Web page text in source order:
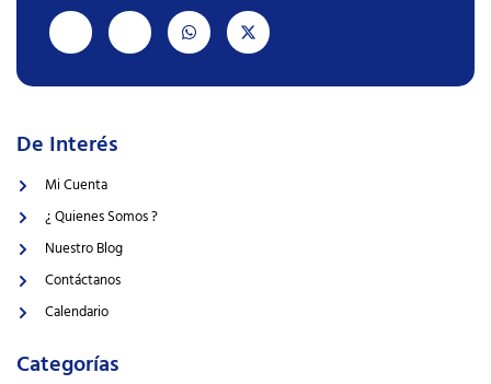
De Interés
Mi Cuenta
¿ Quienes Somos ?
Nuestro Blog
Contáctanos
Calendario
Categorías